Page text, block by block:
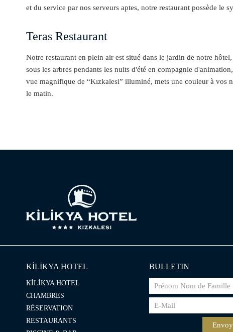
et du service par nos serveurs aptes, notre restaurant possède
Teras Restaurant
Notre restaurant en plein air est situé dans le jardin de notre
sous les arbres pendants les nuits d'été en compagnie
vue magnifique de “Kızkalesi” illuminé, mets une couleur à vos
le matin.
KİLİKYA HOTEL
KİLİKYA HOTEL
CHAMBRES
RÉSERVATION
RESTAURANTS
BULLETIN